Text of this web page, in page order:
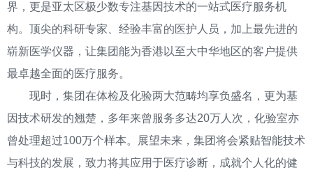
界，更是亚太区极少数专注基因技术的一站式医疗服务机
构。顶尖的科研专家、经验丰富的医护人员，加上最先进的
崭新医学仪器，让集团能为香港以至大中华地区的客户提供
最卓越全面的医疗服务。
现时，集团在体检及化验两大范畴均享负盛名，更为基
因技术研发的翘楚，多年来曾服务多达20万人次，化验室亦
曾处理超过100万个样本。展望未来，集团将会紧贴智能技术
与科技的发展，致力将其应用于医疗诊断，成就个人化的健